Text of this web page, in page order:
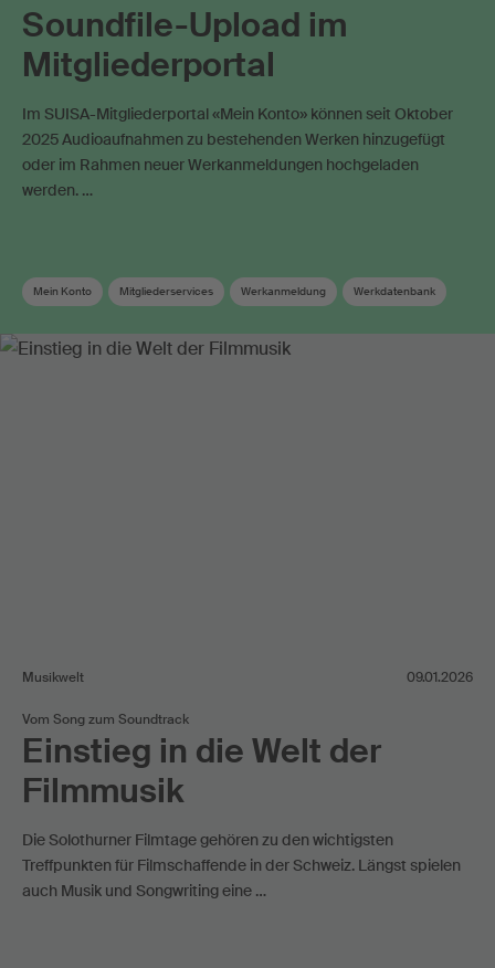
Soundfile-Upload im
Mitgliederportal
Im SUISA-Mitgliederportal «Mein Konto» können seit Oktober
2025 Audioaufnahmen zu bestehenden Werken hinzugefügt
oder im Rahmen neuer Werkanmeldungen hochgeladen
werden. …
Mein Konto Mitgliederservices Werkanmeldung Werkdatenbank
Musikwelt 09.01.2026
Vom Song zum Soundtrack
Einstieg in die Welt der
Filmmusik
Die Solothurner Filmtage gehören zu den wichtigsten
Treffpunkten für Filmschaffende in der Schweiz. Längst spielen
auch Musik und Songwriting eine …